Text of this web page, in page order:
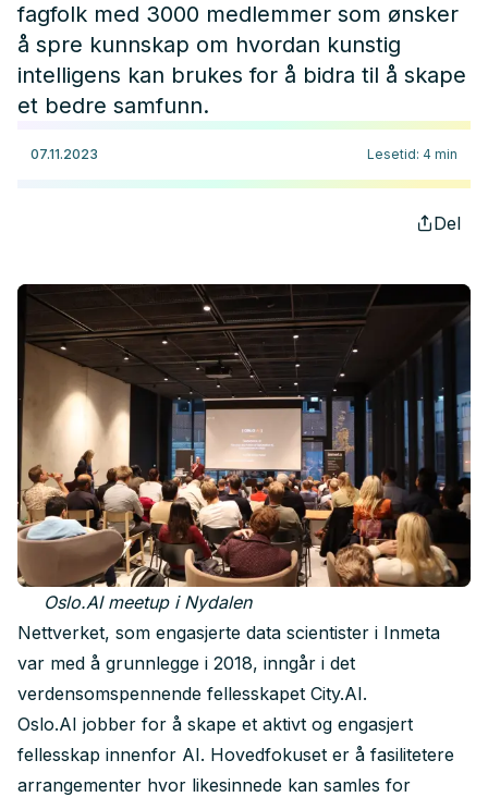
fagfolk med 3000 medlemmer som ønsker
å spre kunnskap om hvordan kunstig
intelligens kan brukes for å bidra til å skape
et bedre samfunn.
07.11.2023 Lesetid: 4 min
Del
Oslo.AI meetup i Nydalen
Nettverket, som engasjerte data scientister i Inmeta
var med å grunnlegge i 2018, inngår i det
verdensomspennende fellesskapet City.AI.
Oslo.AI jobber for å skape et aktivt og engasjert
fellesskap innenfor AI. Hovedfokuset er å fasilitetere
arrangementer hvor likesinnede kan samles for